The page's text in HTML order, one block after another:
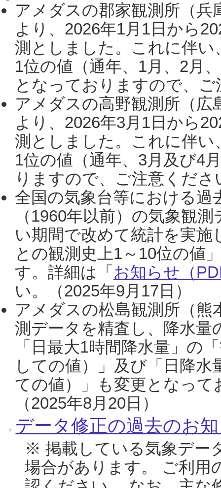
アメダスの郡家観測所（
より、2026年1月1日から
測としました。これに伴い
1位の値（通年、1月、2月
となっておりますので、
アメダスの高野観測所（
より、2026年3月1日から
測としました。これに伴い
1位の値（通年、3月及び4
りますので、ご注意くだ
全国の気象台等における過
（1960年以前）の気象観
い期間で改めて統計を実
との観測史上1～10位の値
す。詳細は「 お知らせ（
い。（2025年9月17日）
アメダスの松島観測所（熊
測データを精査し、降水
「日最大1時間降水量」の
しての値）」及び「日降
ての値）」も変更となっ
（2025年8月20日）
データ修正の過去のお
※ 掲載している気象デー
場合があります。 ご利用